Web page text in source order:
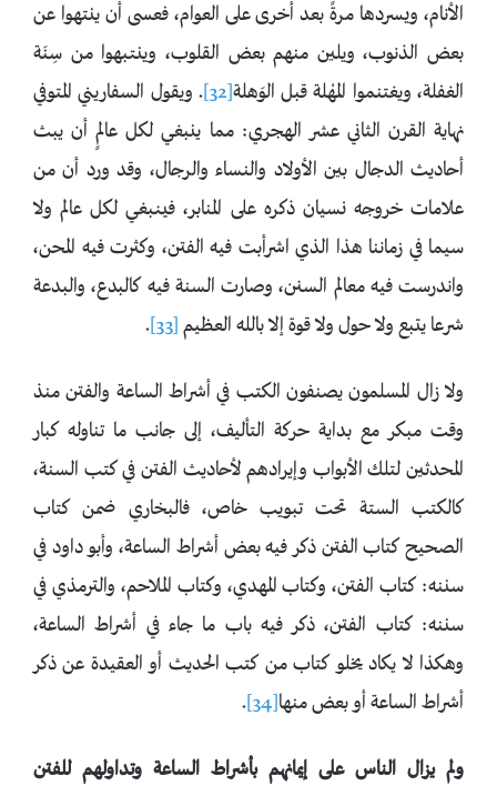
الأنام، ويسردها مرةً بعد أخرى على العوام، فعسى أن ينتهوا عن
بعض الذنوب، ويلين منهم بعض القلوب، وينتبهوا من سِنَة
الغفلة، ويغتنموا المهْلة قبل الوَهلة[32]
. ويقول السفاريني المتوفي
نهاية القرن الثاني عشر الهجري: مما ينبغي لكل عالمٍ أن يبث
أحاديث الدجال بين الأولاد والنساء والرجال، وقد ورد أن من
علامات خروجه نسيان ذكره على المنابر، فينبغي لكل عالم ولا
سيما في زماننا هذا الذي اشرأبت فيه الفتن، وكثرت فيه المحن،
واندرست فيه معالم السنن، وصارت السنة فيه كالبدع، والبدعة
شرعا يتبع ولا حول ولا قوة إلا بالله العظيم [33]
.
ولا زال المسلمون يصنفون الكتب في أشراط الساعة والفتن منذ
وقت مبكر مع بداية حركة التأليف، إلى جانب ما تناوله كبار
المحدثين لتلك الأبواب وإيرادهم لأحاديث الفتن في كتب السنة،
كالكتب الستة تحت تبويب خاص، فالبخاري ضمن كتاب
الصحيح كتاب الفتن ذكر فيه بعض أشراط الساعة، وأبو داود في
سننه: كتاب الفتن، وكتاب المهدي، وكتاب الملاحم، والترمذي في
سننه: كتاب الفتن، ذكر فيه باب ما جاء في أشراط الساعة،
وهكذا لا يكاد يخلو كتاب من كتب الحديث أو العقيدة عن ذكر
أشراط الساعة أو بعض منها[34]
.
ولم يزال الناس على إيمانهم بأشراط الساعة وتداولهم للفتن